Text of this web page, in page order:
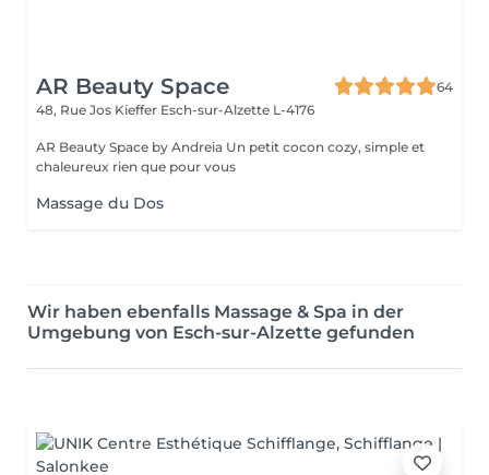
AR Beauty Space
64
48, Rue Jos Kieffer Esch-sur-Alzette L-4176
AR Beauty Space by Andreia Un petit cocon cozy, simple et
chaleureux rien que pour vous
Massage du Dos
Wir haben ebenfalls Massage & Spa in der
Umgebung von Esch-sur-Alzette gefunden